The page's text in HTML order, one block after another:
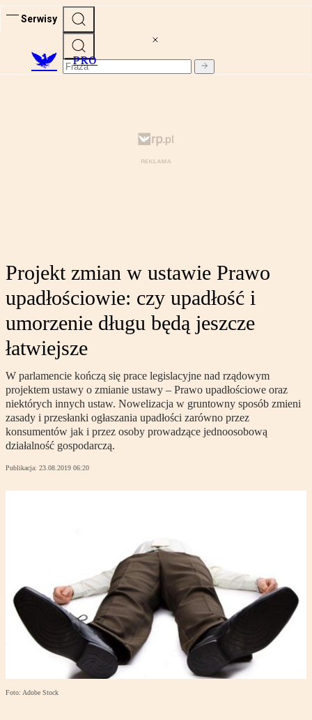
Serwisy
PRO
Projekt zmian w ustawie Prawo
upadłościowie: czy upadłość i
umorzenie długu będą jeszcze
łatwiejsze
W parlamencie kończą się prace legislacyjne nad rządowym
projektem ustawy o zmianie ustawy – Prawo upadłościowe oraz
niektórych innych ustaw. Nowelizacja w gruntowny sposób zmieni
zasady i przesłanki ogłaszania upadłości zarówno przez
konsumentów jak i przez osoby prowadzące jednoosobową
działalność gospodarczą.
Publikacja: 23.08.2019 06:20
Foto: Adobe Stock